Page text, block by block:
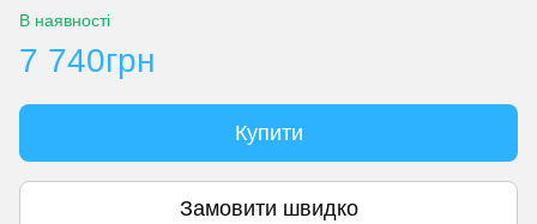
В наявності
7 740грн
Купити
Замовити швидко